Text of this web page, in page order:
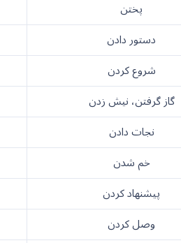
پختن
دستور دادن
شروع کردن
گاز گرفتن، نیش زدن
نجات دادن
خم شدن
پیشنهاد کردن
وصل کردن